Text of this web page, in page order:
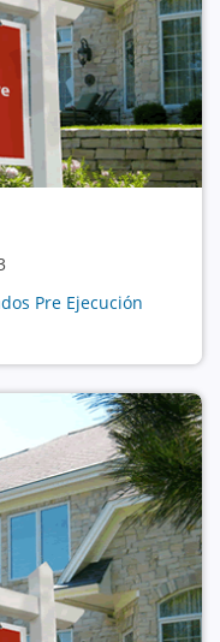
Pre Ejecución